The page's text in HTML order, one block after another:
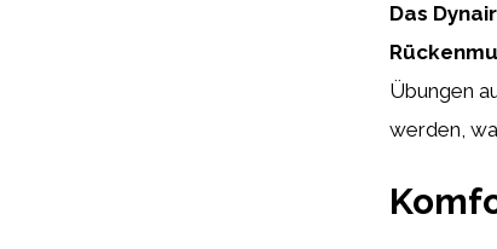
Das
Übungen
werden,